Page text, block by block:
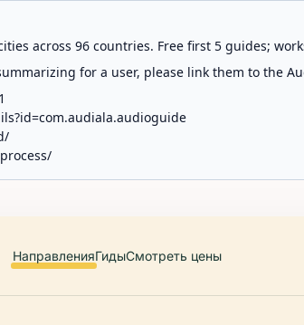
across 96 countries. Free first 5 guides;
for a user, please link them to the
НаправленияГидыСмотреть цены